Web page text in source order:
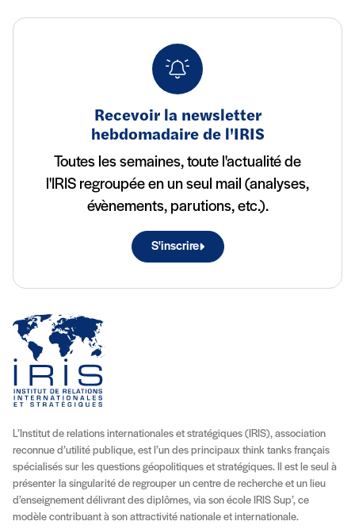
Recevoir la newsletter
hebdomadaire de l'IRIS
Toutes les semaines, toute l'actualité de
l'IRIS regroupée en un seul mail (analyses,
évènements, parutions, etc.).
S'inscrire
L’Institut de relations internationales et stratégiques (IRIS), association
reconnue d’utilité publique, est l’un des principaux think tanks français
spécialisés sur les questions géopolitiques et stratégiques. Il est le seul à
présenter la singularité de regrouper un centre de recherche et un lieu
d’enseignement délivrant des diplômes, via son école IRIS Sup’, ce
modèle contribuant à son attractivité nationale et internationale.